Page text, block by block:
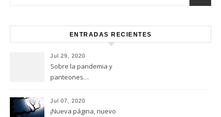
ENTRADAS RECIENTES
Jul 29, 2020
Sobre la pandemia y
panteones…
Jul 07, 2020
¡Nueva página, nuevo